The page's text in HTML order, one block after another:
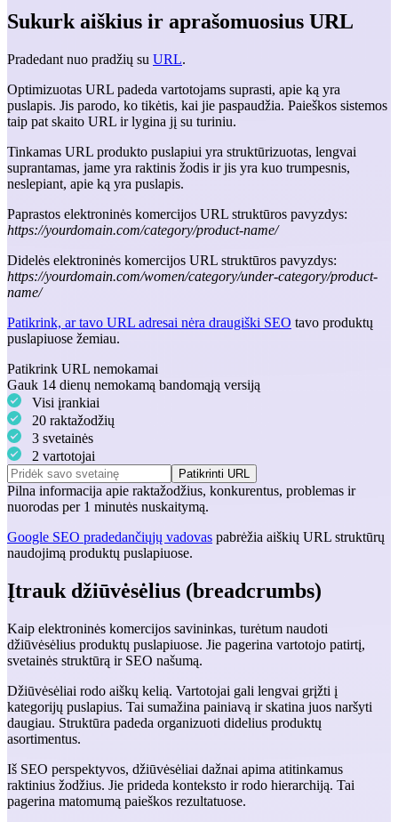
Sukurk aiškius ir aprašomuosius URL
Pradedant nuo pradžių su URL.
Optimizuotas URL padeda vartotojams suprasti, apie ką yra
puslapis. Jis parodo, ko tikėtis, kai jie paspaudžia. Paieškos sistemos
taip pat skaito URL ir lygina jį su turiniu.
Tinkamas URL produkto puslapiui yra struktūrizuotas, lengvai
suprantamas, jame yra raktinis žodis ir jis yra kuo trumpesnis,
neslepiant, apie ką yra puslapis.
Paprastos elektroninės komercijos URL struktūros pavyzdys:
https://yourdomain.com/category/product-name/
Didelės elektroninės komercijos URL struktūros pavyzdys:
https://yourdomain.com/women/category/under-category/product-
name/
Patikrink, ar tavo URL adresai nėra draugiški SEO tavo produktų
puslapiuose žemiau.
Patikrink URL nemokamai
Gauk 14 dienų nemokamą bandomąją versiją
Visi įrankiai
20 raktažodžių
3 svetainės
2 vartotojai
Patikrinti URL
Pilna informacija apie raktažodžius, konkurentus, problemas ir
nuorodas per 1 minutės nuskaitymą.
Google SEO pradedančiųjų vadovas pabrėžia aiškių URL struktūrų
naudojimą produktų puslapiuose.
Įtrauk džiūvėsėlius (breadcrumbs)
Kaip elektroninės komercijos savininkas, turėtum naudoti
džiūvėsėlius produktų puslapiuose. Jie pagerina vartotojo patirtį,
svetainės struktūrą ir SEO našumą.
Džiūvėsėliai rodo aiškų kelią. Vartotojai gali lengvai grįžti į
kategorijų puslapius. Tai sumažina painiavą ir skatina juos naršyti
daugiau. Struktūra padeda organizuoti didelius produktų
asortimentus.
Iš SEO perspektyvos, džiūvėsėliai dažnai apima atitinkamus
raktinius žodžius. Jie prideda konteksto ir rodo hierarchiją. Tai
pagerina matomumą paieškos rezultatuose.